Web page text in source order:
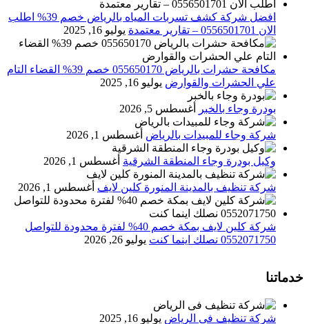
افضل شركة كشف تسربات المياه بالرياض خصم 39% اطلب
الان 0556501701‬‏ – تقارير معتمدة
يوليو 16, 2025
مكافحة حشرات بالرياض 055650170 خصم 39% القضاء التام
علي الحشرات والقوارض يوليو 16, 2025
بودرة وجاء بالخبر أغسطس 5, 2026
شركة وجاء للمبيدات بالرياض أغسطس 1, 2026
وكيل بودرة وجاء المنطقة الشرقية أغسطس 1, 2026
شركة تنظيف بالمدينة المنورة كلين لايف أغسطس 1, 2026
شركة كلين لايف بمكة خصم 40% لفترة محدودة للتواصل
0552071750 نصلك اينما كنت
يوليو 26, 2026
خدماتنا
شركة تنظيف فى الرياض يوليو 16, 2025